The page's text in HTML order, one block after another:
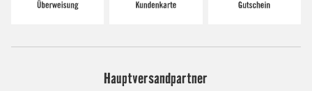
Hauptversandpartner